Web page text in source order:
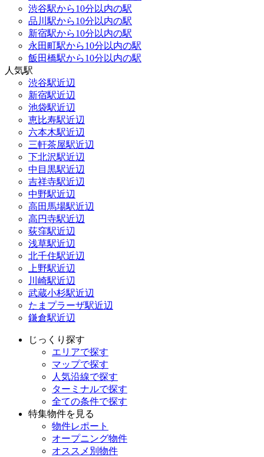
渋谷駅から10分以内の駅
品川駅から10分以内の駅
新宿駅から10分以内の駅
永田町駅から10分以内の駅
飯田橋駅から10分以内の駅
人気駅
渋谷駅近辺
新宿駅近辺
池袋駅近辺
恵比寿駅近辺
六本木駅近辺
三軒茶屋駅近辺
下北沢駅近辺
中目黒駅近辺
吉祥寺駅近辺
中野駅近辺
高田馬場駅近辺
高円寺駅近辺
荻窪駅近辺
浅草駅近辺
北千住駅近辺
上野駅近辺
川崎駅近辺
武蔵小杉駅近辺
たまプラーザ駅近辺
鎌倉駅近辺
じっくり探す
エリアで探す
マップで探す
人気沿線で探す
ターミナルで探す
全ての条件で探す
特集物件を見る
物件レポート
オープニング物件
オススメ別物件